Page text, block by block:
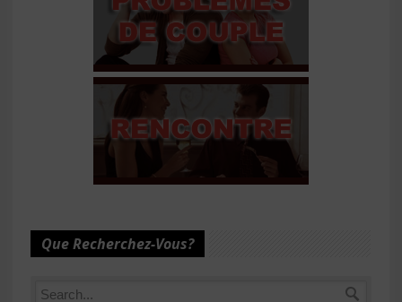
Que Recherchez-Vous?